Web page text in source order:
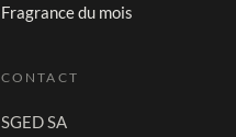
Fragrance du mois
CONTACT
SGED SA